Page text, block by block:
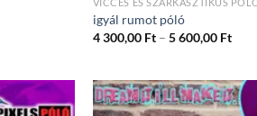
igyál rumot póló
4 300,00 Ft – 5 600,00 Ft
5